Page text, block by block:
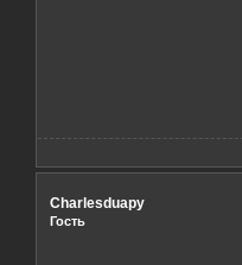
Charlesduapy
Гость